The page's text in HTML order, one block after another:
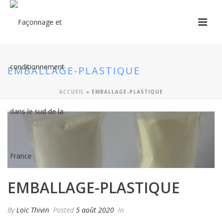
EMBALLAGE-PLASTIQUE
ACCUEIL » EMBALLAGE-PLASTIQUE
EMBALLAGE-PLASTIQUE
By Loïc Thivin Posted 5 août 2020 In